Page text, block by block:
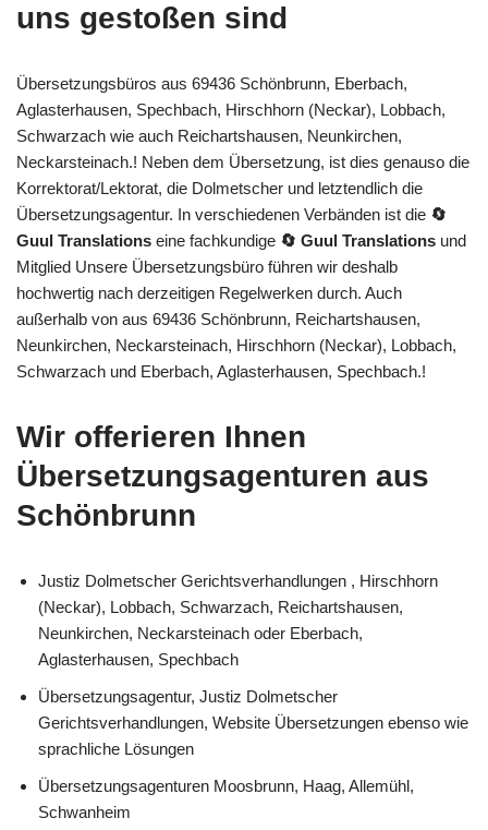
uns gestoßen sind
Übersetzungsbüros aus 69436 Schönbrunn, Eberbach,
Aglasterhausen, Spechbach, Hirschhorn (Neckar), Lobbach,
Schwarzach wie auch Reichartshausen, Neunkirchen,
Neckarsteinach.! Neben dem Übersetzung, ist dies genauso die
Korrektorat/Lektorat, die Dolmetscher und letztendlich die
Übersetzungsagentur. In verschiedenen Verbänden ist die 🔄
Guul Translations eine fachkundige 🔄 Guul Translations und
Mitglied Unsere Übersetzungsbüro führen wir deshalb
hochwertig nach derzeitigen Regelwerken durch. Auch
außerhalb von aus 69436 Schönbrunn, Reichartshausen,
Neunkirchen, Neckarsteinach, Hirschhorn (Neckar), Lobbach,
Schwarzach und Eberbach, Aglasterhausen, Spechbach.!
Wir offerieren Ihnen
Übersetzungsagenturen aus
Schönbrunn
Justiz Dolmetscher Gerichtsverhandlungen , Hirschhorn
(Neckar), Lobbach, Schwarzach, Reichartshausen,
Neunkirchen, Neckarsteinach oder Eberbach,
Aglasterhausen, Spechbach
Übersetzungsagentur, Justiz Dolmetscher
Gerichtsverhandlungen, Website Übersetzungen ebenso wie
sprachliche Lösungen
Übersetzungsagenturen Moosbrunn, Haag, Allemühl,
Schwanheim